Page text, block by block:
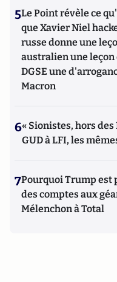
5Le Point révèle ce
que Xavier Niel
russe donne une
australien une leçon
DGSE une
Macron
6« Sionistes, hors des
GUD à LFI, les
7Pourquoi Trump est
des comptes aux
Mélenchon à Total